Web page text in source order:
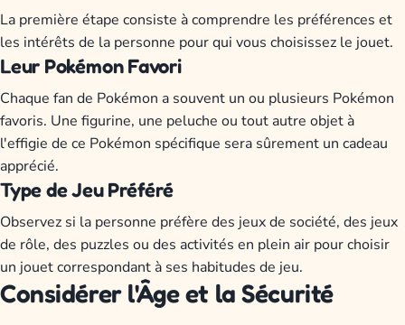
La première étape consiste à comprendre les préférences et
les intérêts de la personne pour qui vous choisissez le jouet.
Leur Pokémon Favori
Chaque fan de Pokémon a souvent un ou plusieurs Pokémon
favoris. Une figurine, une peluche ou tout autre objet à
l'effigie de ce Pokémon spécifique sera sûrement un cadeau
apprécié.
Type de Jeu Préféré
Observez si la personne préfère des jeux de société, des jeux
de rôle, des puzzles ou des activités en plein air pour choisir
un jouet correspondant à ses habitudes de jeu.
Considérer l'Âge et la Sécurité